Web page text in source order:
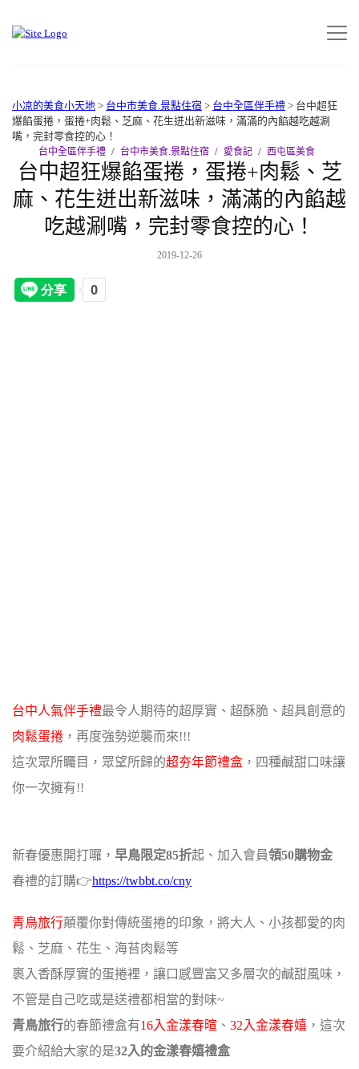
小凉的美食小天地 > 台中市美食.景點住宿 > 台中全區伴手禮 > 台中超狂
爆餡蛋捲，蛋捲+肉鬆、芝麻、花生迸出新滋味，滿滿的內餡越吃越涮
嘴，完封零食控的心！
台中全區伴手禮 台中市美食.景點住宿 愛食記 西屯區美食
台中超狂爆餡蛋捲，蛋捲+肉鬆、芝
麻、花生迸出新滋味，滿滿的內餡越
吃越涮嘴，完封零食控的心！
2019-12-26
台中人氣伴手禮最令人期待的超厚實、超酥脆、超具創意的
肉鬆蛋捲 ，再度強勢逆襲而來!!!
這次眾所矚目，眾望所歸的超夯年節禮盒 ，四種鹹甜口味讓
你一次擁有!!
新春優惠開打囉， 早鳥限定85折起、加入會員領50購物金
春禮的訂購👉https://twbbt.co/cny
青鳥旅行顛覆你對傳統蛋捲的印象，將大人、小孩都愛的肉
鬆、芝麻、花生、海苔肉鬆等
裹入香酥厚實的蛋捲裡，讓口感豐富又多層次的鹹甜風味，
不管是自己吃或是送禮都相當的對味~
青鳥旅行的春節禮盒有16入金漾春暄 、 32入金漾春嬉 ，這次
要介紹給大家的是32入的金漾春嬉禮盒